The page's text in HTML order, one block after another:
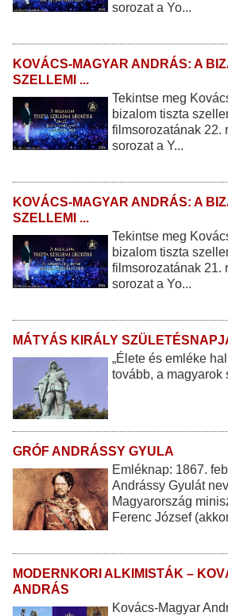
sorozat a Yo...
KOVÁCS-MAGYAR ANDRÁS: A
SZELLEMI ...
Tekintse meg
bizalom tiszta
filmsorozatának 22.
sorozat a Y...
KOVÁCS-MAGYAR ANDRÁS: A
SZELLEMI ...
Tekintse meg
bizalom tiszta
filmsorozatának 21.
sorozat a Yo...
MÁTYÁS KIRÁLY
„Élete és emléke
tovább, a magyarok
GRÓF ANDRÁSSY GYULA
Emléknap: 1867.
Andrássy Gyulát
Magyarország
Ferenc József
MODERNKORI ALKIMISTÁK –
ANDRÁS
Kovács-Magyar